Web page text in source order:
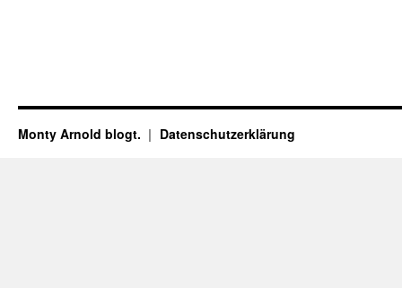
Monty Arnold blogt. Datenschutz­erklärung